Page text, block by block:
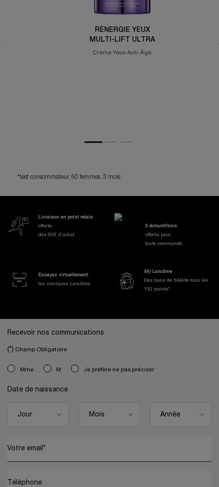
RÉNERGIE YEUX
MULTI-LIFT ULTRA
Crème Yeux Anti-Âge
*test consommateur, 50 femmes, 3 mois
Nos Engagements et Avantages
Livraison en point relais
offerte
dès 60€ d’achat
3 échantillons
offerts pour
toute commande
Essayez virtuellement
les iconiques Lancôme
MyLancôme
Des bons de fidélité tous les
150 points*
Recevoir nos communications
(*) Champ Obligatoire
newslettersignup.title.legend
Mme M Je préfère ne pas préciser
Date de naissance
Votre email *
Téléphone